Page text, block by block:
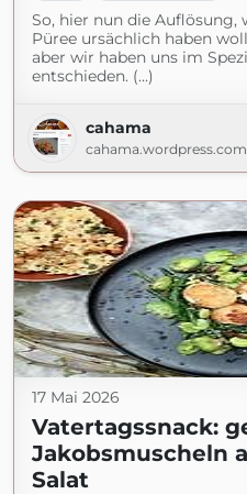
So, hier nun die Auflösung,
Püree ursächlich haben
aber wir haben uns im
entschieden. (...)
cahama
cahama.wordpress.com
17 Mai 2026
Vatertagssnack:
Jakobsmuscheln
Salat